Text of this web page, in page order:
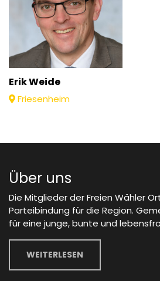
Erik Weide
Friesenheim
Über uns
Die Mitglieder der Freien Wähler
Parteibindung für die Region.
für eine junge, bunte und
WEITERLESEN